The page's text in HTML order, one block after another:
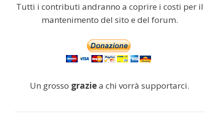
Tutti i contributi andranno a coprire i costi per il
mantenimento del sito e del forum.
Un grosso graziea chi vorrà supportarci.